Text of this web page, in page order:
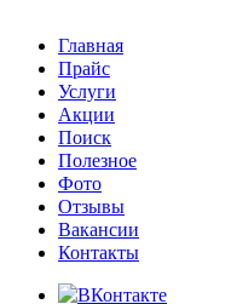
Главная
Прайс
Услуги
Акции
Поиск
Полезное
Фото
Отзывы
Вакансии
Контакты